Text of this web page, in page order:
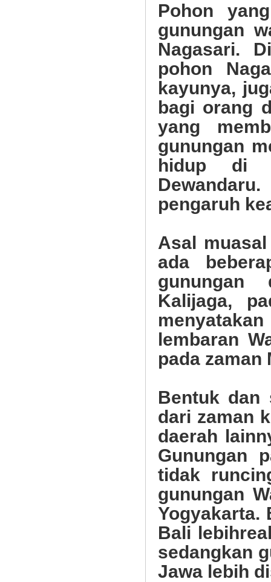
Pohon
gunungan
Nagasari.
pohon
kayunya,
bagi orang
yang
gunungan
hidup di
pengaruh
Asal
ada
gunungan
Kalijaga,
lembaran
pada zaman
Bentuk dan
dari zaman
daerah
Gunungan
tidak
gunungan
Yogyakarta.
Bali
sedangkan
Jawa lebih